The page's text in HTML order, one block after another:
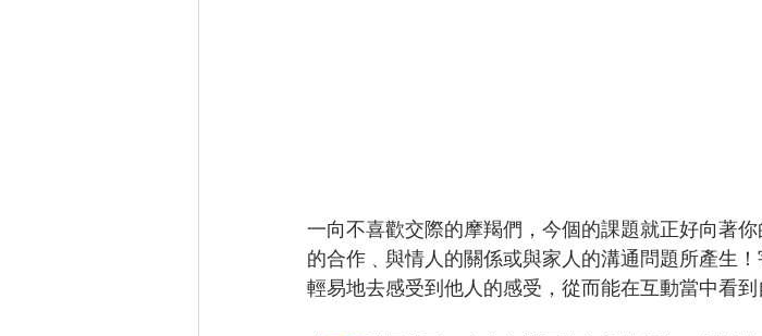
一向不喜歡交際的摩羯們，今個的課題就正好向著
的合作﹑與情人的關係或與家人的溝通問題所產生
輕易地去感受到他人的感受，從而能在互動當中看